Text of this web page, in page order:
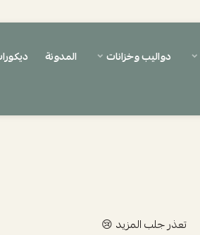
دواليب وخزانات المدونة
تعذر جلب المزيد 😢